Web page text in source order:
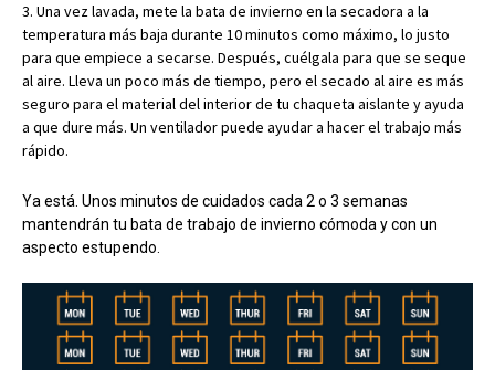
Una vez lavada, mete la bata de invierno en la secadora a la
temperatura más baja durante 10 minutos como máximo, lo justo
para que empiece a secarse. Después, cuélgala para que se seque
al aire. Lleva un poco más de tiempo, pero el secado al aire es más
seguro para el material del interior de tu chaqueta aislante y ayuda
a que dure más. Un ventilador puede ayudar a hacer el trabajo más
rápido.
Ya está. Unos minutos de cuidados cada 2 o 3 semanas
mantendrán tu bata de trabajo de invierno cómoda y con un
aspecto estupendo.